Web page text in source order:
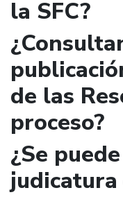
la SFC?
de las
proceso?
¿Se